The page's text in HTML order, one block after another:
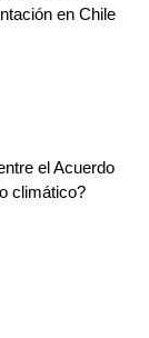
en Chile
el Acuerdo
climático?